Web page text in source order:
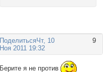
Поделиться 9
Чт, 10
Ноя 2011 19:32
Берите я не против